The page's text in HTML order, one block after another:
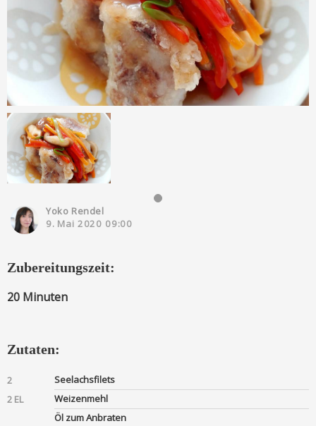
Yoko Rendel
9. Mai 2020 09:00
Zubereitungszeit:
20 Minuten
Zutaten:
2
Seelachsfilets
2 EL
Weizenmehl
Öl zum Anbraten